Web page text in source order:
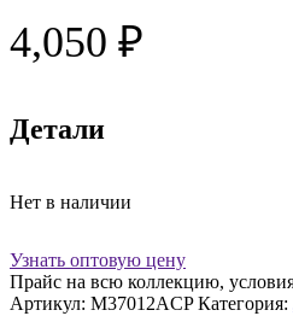
4,050 ₽
Детали
Нет в наличии
Узнать оптовую цену
Прайс на всю коллекцию,
Артикул: M37012ACP Категория: